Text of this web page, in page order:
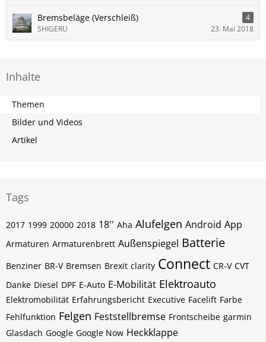
Bremsbeläge (Verschleiß)
4
SHIGERU
23. Mai 2018
Inhalte
Themen
Bilder und Videos
Artikel
Tags
2017 1999 20000 2018 18'' Aha Alufelgen Android App
Armaturen Armaturenbrett Außenspiegel Batterie
Benziner BR-V Bremsen Brexit clarity Connect CR-V CVT
Danke Diesel DPF E-Auto E-Mobilität Elektroauto
Elektromobilität Erfahrungsbericht Executive Facelift Farbe
Fehlfunktion Felgen Feststellbremse Frontscheibe garmin
Glasdach Google Google Now Heckklappe